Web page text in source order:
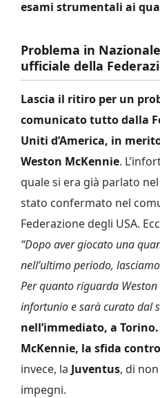
esami strumentali ai
Problema in
ufficiale della
Lascia il ritiro per un
comunicato tutto dalla
Uniti d’America, in
Weston McKennie.
quale si era già parlato
stato confermato nel
Federazione degli USA.
“Dopo aver giocato una
nell’ultimo periodo,
Per quanto riguarda
infortunio e sarà curato dal
nell’immediato, a
McKennie, la sfida
invece, la Juventus, di
impegni.